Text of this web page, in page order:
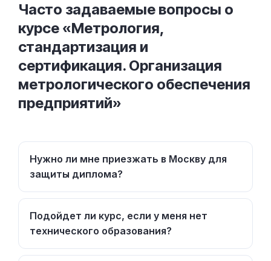
Часто задаваемые вопросы о
курсе «Метрология,
стандартизация и
сертификация. Организация
метрологического обеспечения
предприятий»
Нужно ли мне приезжать в Москву для
защиты диплома?
Подойдет ли курс, если у меня нет
технического образования?